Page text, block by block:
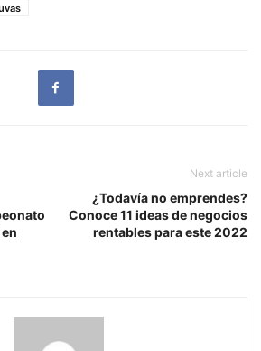
Next article
¿Todavía no emprendes?
Conoce 11 ideas de negocios
rentables para este 2022